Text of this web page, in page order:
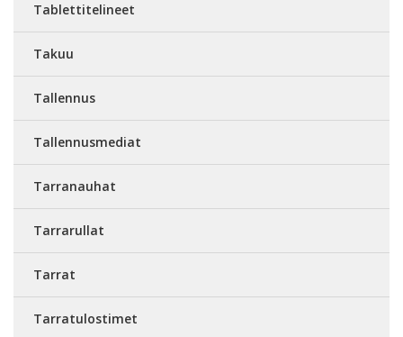
Tablettitelineet
Takuu
Tallennus
Tallennusmediat
Tarranauhat
Tarrarullat
Tarrat
Tarratulostimet